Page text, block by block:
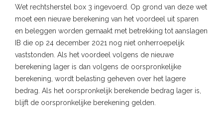
Wet rechtsherstel box 3 ingevoerd. Op grond van deze wet
moet een nieuwe berekening van het voordeel uit sparen
en beleggen worden gemaakt met betrekking tot aanslagen
IB die op 24 december 2021 nog niet onherroepelijk
vaststonden. Als het voordeel volgens de nieuwe
berekening lager is dan volgens de oorspronkelijke
berekening, wordt belasting geheven over het lagere
bedrag. Als het oorspronkelijk berekende bedrag lager is,
blijft de oorspronkelijke berekening gelden.